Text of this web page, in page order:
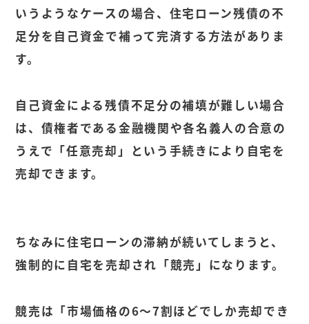
いうようなケースの場合、住宅ローン残債の不
足分を自己資金で補って完済する方法がありま
す。
自己資金による残債不足分の補填が難しい場合
は、債権者である金融機関や各名義人の合意の
うえで「任意売却」という手続きにより自宅を
売却できます。
ちなみに住宅ローンの滞納が続いてしまうと、
強制的に自宅を売却され「競売」になります。
競売は「市場価格の6〜7割ほどでしか売却でき